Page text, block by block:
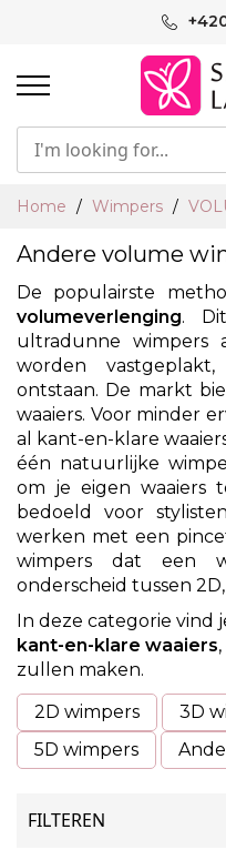
inhoud
Home Wimpers
Andere volume
De populairste
volumeverlenging.
ultradunne wimpers
worden
ontstaan. De markt
waaiers. Voor minder
al kant-en-klare
één natuurlijke
om je eigen waaiers
bedoeld voor
werken met een
wimpers dat een
onderscheid tussen 2D,
In deze categorie vind
kant-en-klare waaiers
zullen maken.
2D wimpers
3D
5D wimpers
FILTEREN